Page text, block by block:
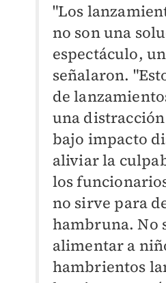
"Los
no son una
espectáculo,
señalaron.
de
una
bajo impacto
aliviar la
los
no sirve para
hambruna. No
alimentar a
hambrientos